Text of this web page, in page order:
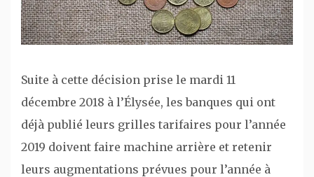
Suite à cette décision prise le mardi 11
décembre 2018 à l’Élysée, les banques qui ont
déjà publié leurs grilles tarifaires pour l’année
2019 doivent faire machine arrière et retenir
leurs augmentations prévues pour l’année à